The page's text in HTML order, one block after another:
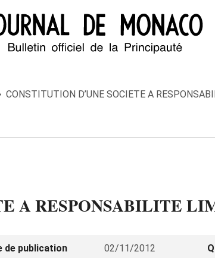
CONSTITUTION D’UNE SOCIETE A
A RESPONSABILITE
de publication 02/11/2012